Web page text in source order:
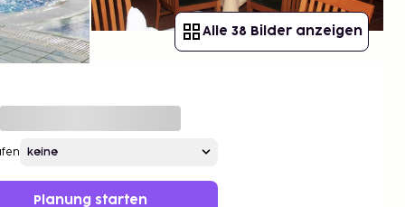
Alle 38 Bilder anzeigen
Planung starten